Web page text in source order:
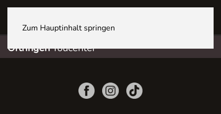
Zum Hauptinhalt springen
OftringenYoucenter